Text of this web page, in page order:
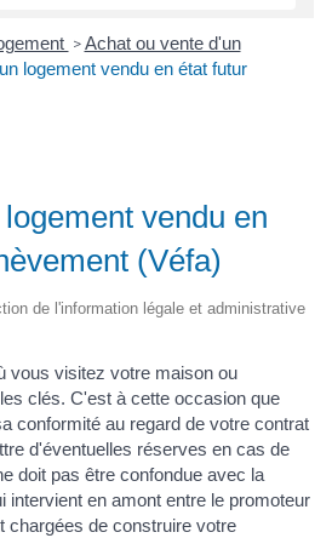
> Achat ou vente d'un
logement vendu en état futur
vendu en
(Véfa)
de l'information légale et administrative
vous visitez votre maison ou
clés. C'est à cette occasion que
conformité au regard de votre contrat
d'éventuelles réserves en cas de
doit pas être confondue avec la
intervient en amont entre le promoteur
chargées de construire votre